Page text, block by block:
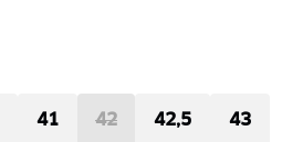
41 42 42,5 43